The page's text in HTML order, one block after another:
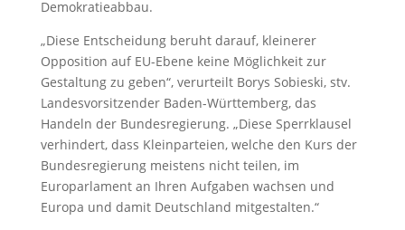
Demokratieabbau.
„Diese Entscheidung beruht darauf, kleinerer
Opposition auf EU-Ebene keine Möglichkeit zur
Gestaltung zu geben“, verurteilt Borys Sobieski, stv.
Landesvorsitzender Baden-Württemberg, das
Handeln der Bundesregierung. „Diese Sperrklausel
verhindert, dass Kleinparteien, welche den Kurs der
Bundesregierung meistens nicht teilen, im
Europarlament an Ihren Aufgaben wachsen und
Europa und damit Deutschland mitgestalten.“